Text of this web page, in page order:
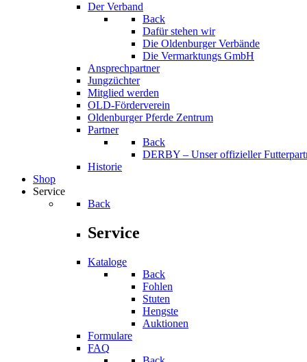
Der Verband
Back
Dafür stehen wir
Die Oldenburger Verbände
Die Vermarktungs GmbH
Ansprechpartner
Jungzüchter
Mitglied werden
OLD-Förderverein
Oldenburger Pferde Zentrum
Partner
Back
DERBY – Unser offizieller
Historie
Shop
Service
Back
Service
Kataloge
Back
Fohlen
Stuten
Hengste
Auktionen
Formulare
FAQ